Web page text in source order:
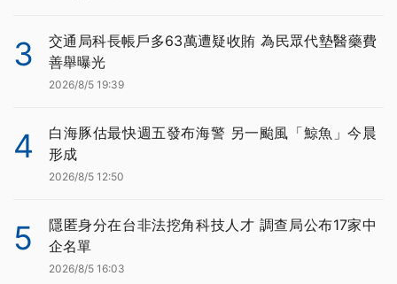
3
交通局科長帳戶多63萬遭疑收賄 為民眾代墊醫藥費
善舉曝光
2026/8/5 19:39
4
白海豚估最快週五發布海警 另一颱風「鯨魚」今晨
形成
2026/8/5 12:50
5
隱匿身分在台非法挖角科技人才 調查局公布17家中
企名單
2026/8/5 16:03